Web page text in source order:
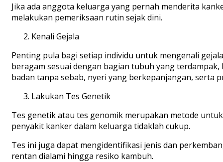
Jika ada anggota keluarga yang pernah menderita
melakukan pemeriksaan rutin sejak dini.
Kenali Gejala
Penting pula bagi setiap individu untuk mengenali
beragam sesuai dengan bagian tubuh yang
badan tanpa sebab, nyeri yang berkepanjangan, serta
Lakukan Tes Genetik
Tes genetik atau tes genomik merupakan metode
penyakit kanker dalam keluarga tidaklah cukup.
Tes ini juga dapat mengidentifikasi jenis dan
rentan dialami hingga resiko kambuh.